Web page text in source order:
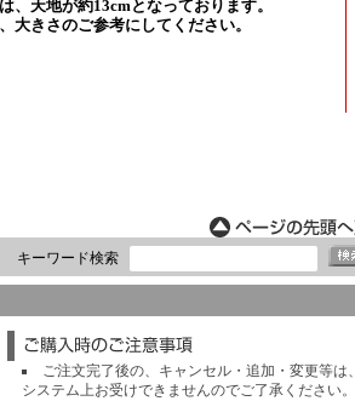
キーワード検索
ご注文完了後の、キャンセル・追加・変更等は、
システム上お受けできませんのでご了承ください。